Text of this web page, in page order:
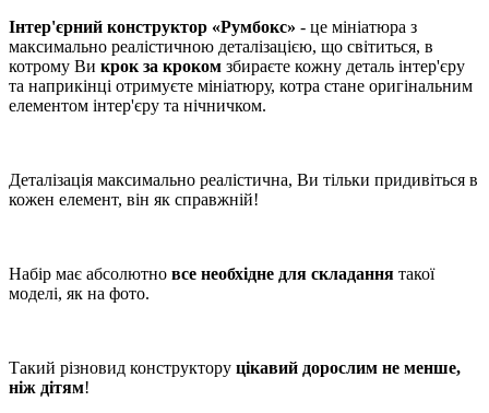
Інтер'єрний конструктор «Румбокс» - це мініатюра з
максимально реалістичною деталізацією, що світиться, в
котрому Ви крок за кроком збираєте кожну деталь інтер'єру
та наприкінці отримуєте мініатюру, котра стане оригінальним
елементом інтер'єру та нічничком.
Деталізація максимально реалістична, Ви тільки придивіться в
кожен елемент, він як справжній!
Набір має абсолютно все необхідне для складання такої
моделі, як на фото.
Такий різновид конструктору цікавий дорослим не менше,
ніж дітям!